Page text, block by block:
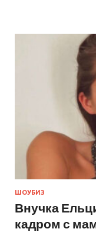
ШОУБИЗ
Внучка
кадром с